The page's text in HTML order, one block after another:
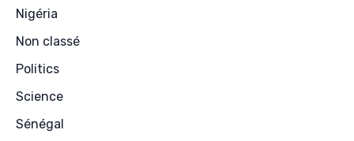
Nigéria
Non classé
Politics
Science
Sénégal